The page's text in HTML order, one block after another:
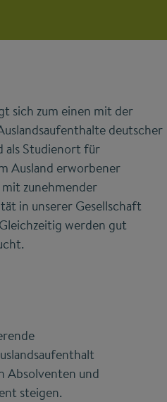
sich zum einen mit der
deutscher
als Studienort für
Ausland erworbener
zunehmender
in unserer Gesellschaft
werden gut
Absolventen und
steigen.